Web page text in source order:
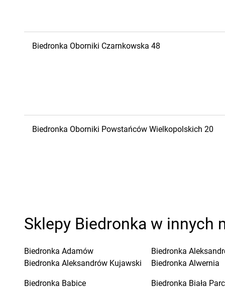
Biedronka Oborniki Czarnkowska 48
Biedronka Oborniki Powstańców Wielkopolskich 20
Sklepy Biedronka w innych
Biedronka Adamów
Biedronka Aleksandrów Kujawski
Biedronka
Biedronka Alwernia
Biedronka Babice
Biedronka Biała